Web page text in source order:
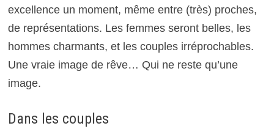
excellence un moment, même entre (très) proches,
de représentations. Les femmes seront belles, les
hommes charmants, et les couples irréprochables.
Une vraie image de rêve… Qui ne reste qu’une
image.
Dans les couples